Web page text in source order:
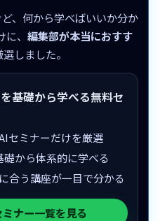
、何から学べばいいか分か
、 編集部が本当におすす
しました。
基礎から学べる無料セ
セミナーだけを厳選
から体系的に学べる
合う講座が一目で分かる
ナー一覧を見る